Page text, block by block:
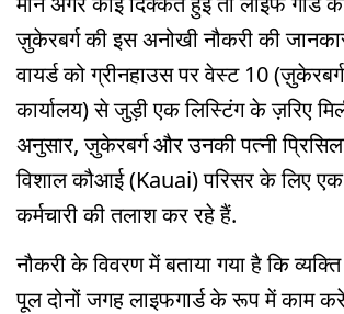
ज़ुकेरबर्ग की इस अनोखी नौकरी की
वायर्ड को ग्रीनहाउस पर वेस्ट 10
कार्यालय) से जुड़ी एक लिस्टिंग के ज़रिए
अनुसार, ज़ुकेरबर्ग और उनकी पत्नी
विशाल कौआई (Kauai) परिसर के लिए
कर्मचारी की तलाश कर रहे हैं.
नौकरी के विवरण में बताया गया है कि
पूल दोनों जगह लाइफगार्ड के रूप में काम